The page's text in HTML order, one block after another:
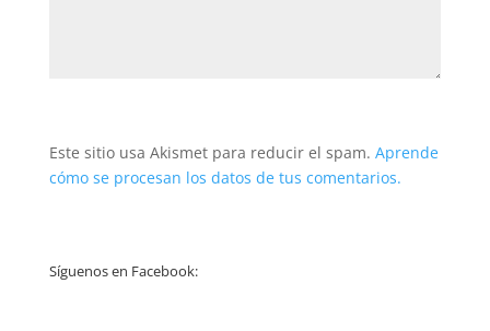
Este sitio usa Akismet para reducir el spam. Aprende
cómo se procesan los datos de tus comentarios.
Síguenos en Facebook: